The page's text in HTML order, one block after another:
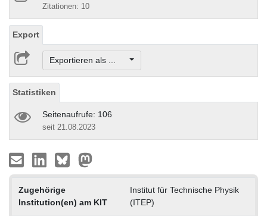
Zitationen: 10
Export
Exportieren als ...
Statistiken
Seitenaufrufe: 106
seit 21.08.2023
Zugehörige
Institution(en) am KIT
Institut für Technische Physik
(ITEP)